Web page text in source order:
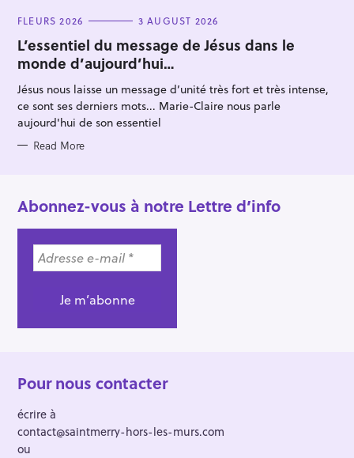
C
T
E
G
O
I
E
S
FLEURS 2026 3 AUGUST 2026
L’essentiel du message de Jésus dans le
monde d’aujourd’hui…
Jésus nous laisse un message d’unité très fort et très intense,
ce sont ses derniers mots... Marie-Claire nous parle
aujourd'hui de son essentiel
Read More
Abonnez-vous à notre Lettre d’info
Pour nous contacter
écrire à
contact@saintmerry-hors-les-murs.com
ou
: